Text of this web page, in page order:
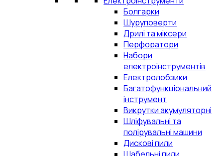
Болгарки
Шуруповерти
Дрилі та міксери
Перфоратори
Набори
електроінструментів
Електролобзики
Багатофункціональний
інструмент
Викрутки акумуляторні
Шліфувальні та
полірувальні машини
Дискові пили